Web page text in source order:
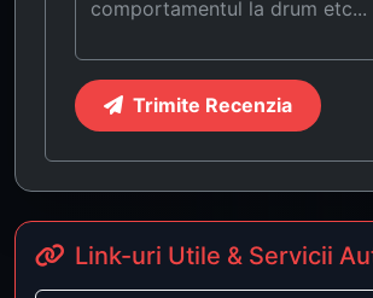
Trimite Recenzia
Link-uri Utile & Servicii